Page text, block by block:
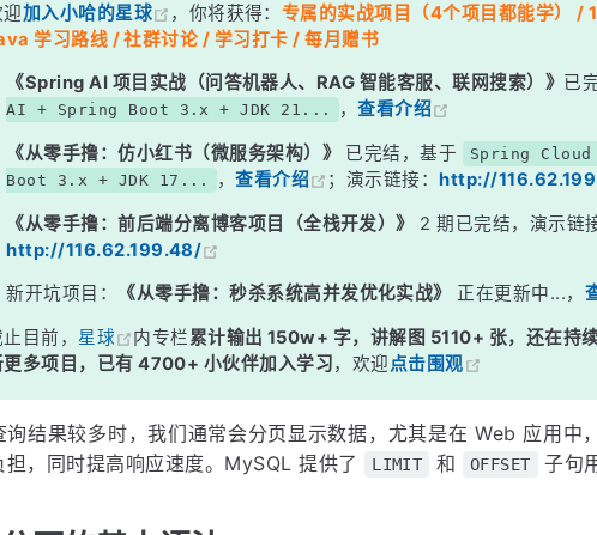
例 1：简单分页
示例 3：结合 ORDER BY 进行分页
计算总页数
大数据分页的优化
使用索引列优化分页
覆盖索引
延迟关联
用缓存
加入小哈的星球 ，你将获得： 专属的实战项目（4个项目都能学） /
学习路线 / 社群讨论 / 学习打卡 / 每月赠书
《Spring AI 项目实战（问答机器人、RAG 智能客服、联网搜索）》 已
AI + Spring Boot 3.x + JDK 21...
，查看介绍
《从零手撸：仿小红书（微服务架构）》 已完结，基于
Spring
Boot 3.x + JDK 17...
，查看介绍 ；演示链接：http://
《从零手撸：前后端分离博客项目（全栈开发）》
2 期已完结，演示链
http://116.62.199.48/
新开坑项目： 《从零手撸：秒杀系统高并发优化实战》 正在更新中...，
目前， 星球 内专栏累计输出 150w+ 字，讲解图 5110+ 张，还在持
更多项目，已有 4700+ 小伙伴加入学习，欢迎点击围观
询结果较多时，我们通常会分页显示数据，尤其是在 Web 应用中
担，同时提高响应速度。MySQL 提供了
LIMIT 和 OFFSET 子句